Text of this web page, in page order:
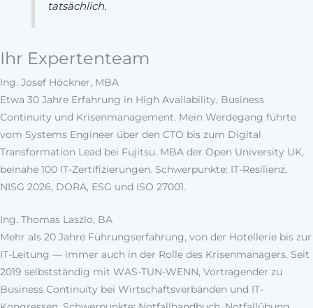
tatsächlich.
Ihr Expertenteam
Ing. Josef Höckner, MBA
Etwa 30 Jahre Erfahrung in High Availability, Business
Continuity und Krisenmanagement. Mein Werdegang führte
vom Systems Engineer über den CTO bis zum Digital
Transformation Lead bei Fujitsu. MBA der Open University UK,
beinahe 100 IT-Zertifizierungen. Schwerpunkte: IT-Resilienz,
NISG 2026, DORA, ESG und ISO 27001.
Ing. Thomas Laszlo, BA
Mehr als 20 Jahre Führungserfahrung, von der Hotellerie bis zur
IT-Leitung — immer auch in der Rolle des Krisenmanagers. Seit
2019 selbstständig mit WAS-TUN-WENN, Vortragender zu
Business Continuity bei Wirtschaftsverbänden und IT-